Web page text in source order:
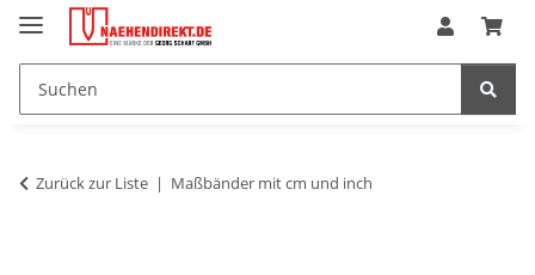
Zurück zur Liste Maßbänder mit cm und inch